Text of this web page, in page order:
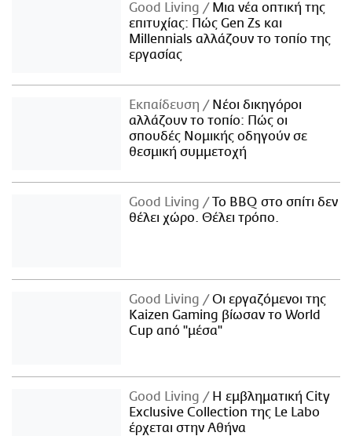
Good Living
Μια νέα οπτική της
επιτυχίας: Πώς Gen Zs και
Millennials αλλάζουν το τοπίο της
εργασίας
Εκπαίδευση
Νέοι δικηγόροι
αλλάζουν το τοπίο: Πώς οι
σπουδές Νομικής οδηγούν σε
θεσμική συμμετοχή
Good Living
Το BBQ στο σπίτι δεν
θέλει χώρο. Θέλει τρόπο.
Good Living
Οι εργαζόμενοι της
Kaizen Gaming βίωσαν το World
Cup από "μέσα"
Good Living
Η εμβληματική City
Exclusive Collection της Le Labo
έρχεται στην Αθήνα